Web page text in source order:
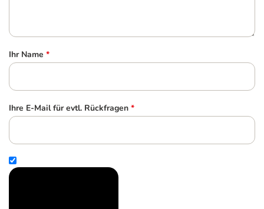
Ihr Name *
Ihre E-Mail für evtl. Rückfragen *